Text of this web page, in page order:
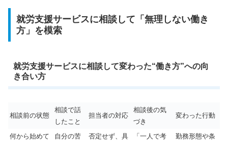
就労支援サービスに相談して「無理しない働き
方」を模索
就労支援サービスに相談して変わった“働き方”への向
き合い方
相談前の状態
相談で話
したこと
担当者の対応
相談後の気
づき
変わった行動
何から始めて
自分の苦
否定せず、具
「一人で考
勤務形態や条